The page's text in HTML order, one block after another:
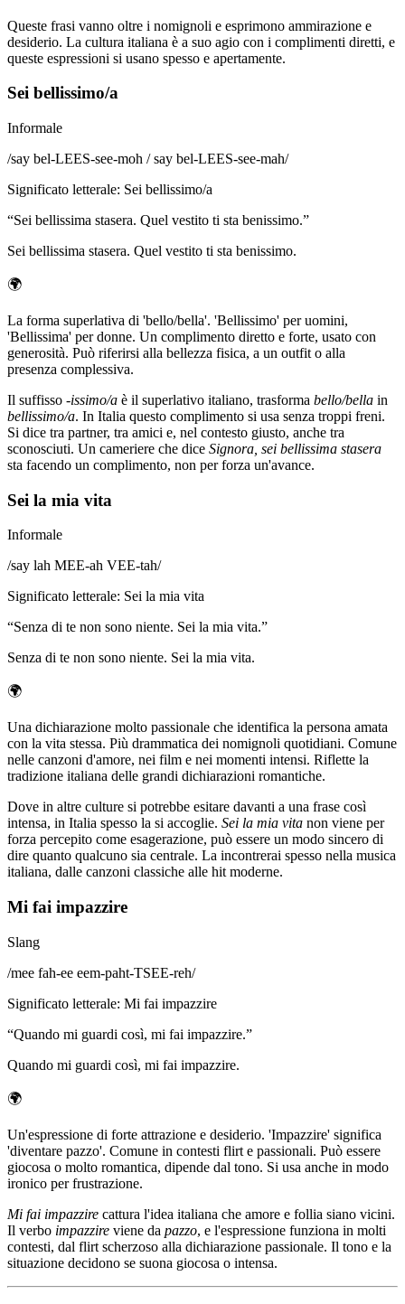
Queste frasi vanno oltre i nomignoli e esprimono ammirazione e
desiderio. La cultura italiana è a suo agio con i complimenti diretti, e
queste espressioni si usano spesso e apertamente.
Sei bellissimo/a
Informale
/say bel-LEES-see-moh / say bel-LEES-see-mah/
Significato letterale: Sei bellissimo/a
“Sei bellissima stasera. Quel vestito ti sta benissimo.”
Sei bellissima stasera. Quel vestito ti sta benissimo.
🌍
La forma superlativa di 'bello/bella'. 'Bellissimo' per uomini,
'Bellissima' per donne. Un complimento diretto e forte, usato con
generosità. Può riferirsi alla bellezza fisica, a un outfit o alla
presenza complessiva.
Il suffisso -issimo/a è il superlativo italiano, trasforma bello/bella in
bellissimo/a. In Italia questo complimento si usa senza troppi freni.
Si dice tra partner, tra amici e, nel contesto giusto, anche tra
sconosciuti. Un cameriere che dice Signora, sei bellissima stasera
sta facendo un complimento, non per forza un'avance.
Sei la mia vita
Informale
/say lah MEE-ah VEE-tah/
Significato letterale: Sei la mia vita
“Senza di te non sono niente. Sei la mia vita.”
Senza di te non sono niente. Sei la mia vita.
🌍
Una dichiarazione molto passionale che identifica la persona amata
con la vita stessa. Più drammatica dei nomignoli quotidiani. Comune
nelle canzoni d'amore, nei film e nei momenti intensi. Riflette la
tradizione italiana delle grandi dichiarazioni romantiche.
Dove in altre culture si potrebbe esitare davanti a una frase così
intensa, in Italia spesso la si accoglie. Sei la mia vita non viene per
forza percepito come esagerazione, può essere un modo sincero di
dire quanto qualcuno sia centrale. La incontrerai spesso nella musica
italiana, dalle canzoni classiche alle hit moderne.
Mi fai impazzire
Slang
/mee fah-ee eem-paht-TSEE-reh/
Significato letterale: Mi fai impazzire
“Quando mi guardi così, mi fai impazzire.”
Quando mi guardi così, mi fai impazzire.
🌍
Un'espressione di forte attrazione e desiderio. 'Impazzire' significa
'diventare pazzo'. Comune in contesti flirt e passionali. Può essere
giocosa o molto romantica, dipende dal tono. Si usa anche in modo
ironico per frustrazione.
Mi fai impazzire cattura l'idea italiana che amore e follia siano vicini.
Il verbo impazzire viene da pazzo, e l'espressione funziona in molti
contesti, dal flirt scherzoso alla dichiarazione passionale. Il tono e la
situazione decidono se suona giocosa o intensa.